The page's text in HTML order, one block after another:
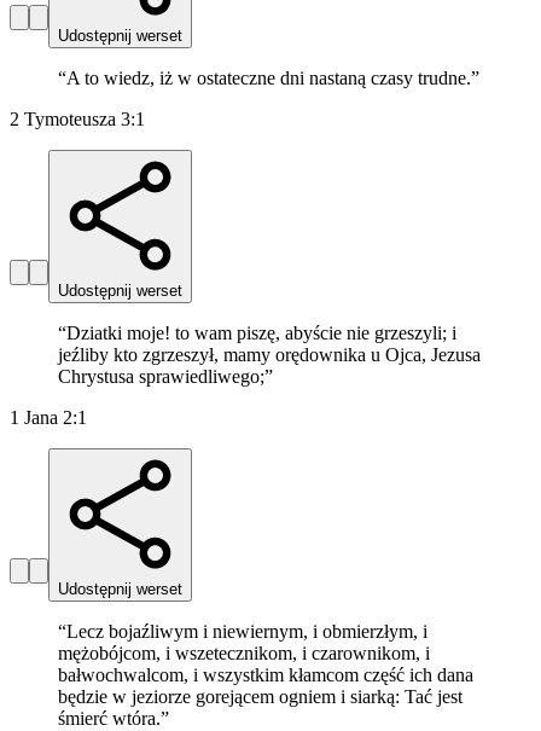
Udostępnij werset
“A to wiedz, iż w ostateczne dni nastaną czasy trudne.”
2 Tymoteusza 3:1
Udostępnij werset
“Dziatki moje! to wam piszę, abyście nie grzeszyli; i
jeźliby kto zgrzeszył, mamy orędownika u Ojca, Jezusa
Chrystusa sprawiedliwego;”
1 Jana 2:1
Udostępnij werset
“Lecz bojaźliwym i niewiernym, i obmierzłym, i
mężobójcom, i wszetecznikom, i czarownikom, i
bałwochwalcom, i wszystkim kłamcom część ich dana
będzie w jeziorze gorejącem ogniem i siarką: Tać jest
śmierć wtóra.”